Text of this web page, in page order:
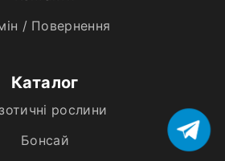
/ Повернення
Каталог
рослини
Бонсай